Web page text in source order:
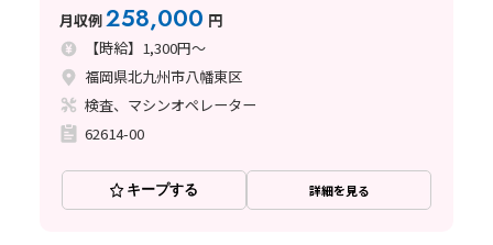
月収例258,000 円
【時給】1,300円～
福岡県北九州市八幡東区
検査、マシンオペレーター
62614-00
キープする 詳細を見る